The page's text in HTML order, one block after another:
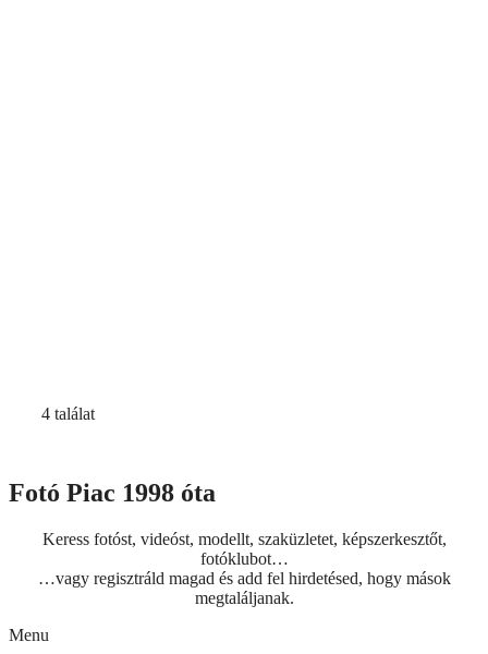
4 találat
Fotó Piac 1998 óta
Keress fotóst, videóst, modellt, szaküzletet, képszerkesztőt,
fotóklubot…
…vagy regisztráld magad és add fel hirdetésed, hogy mások
megtaláljanak.
Menu